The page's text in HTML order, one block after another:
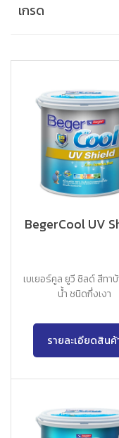
เกรด
BegerCool UV
เบเยอร์คูล ยูวี ชิลด์ สีทา
น้ำ ชนิดกึ่งเงา
รายละเอียดสินค้